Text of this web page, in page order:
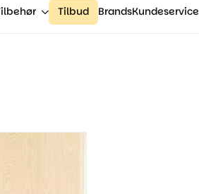
Tilbud BrandsKundeservice